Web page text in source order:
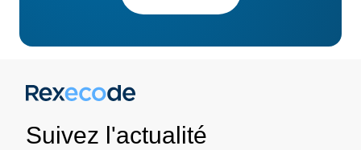
Suivez l'actualité